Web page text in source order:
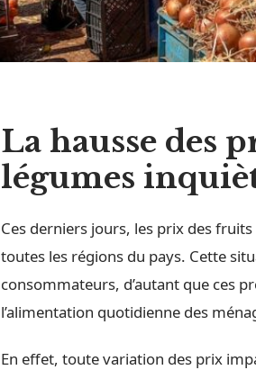
La hausse des
légumes
Ces derniers jours, les prix des
toutes les régions du pays. Cette
consommateurs, d’autant que ces
l’alimentation quotidienne des
En effet, toute variation des prix